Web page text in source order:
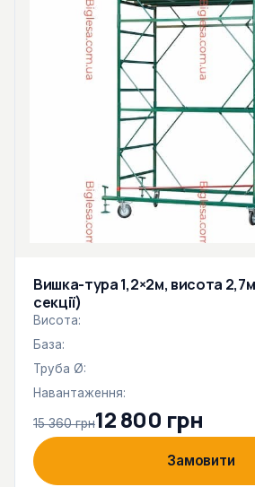
Вишка-тура 1,2×2м, висота
секції)
Висота:
База:
Труба Ø:
Навантаження:
15 360 грн12 800 грн
Замовити